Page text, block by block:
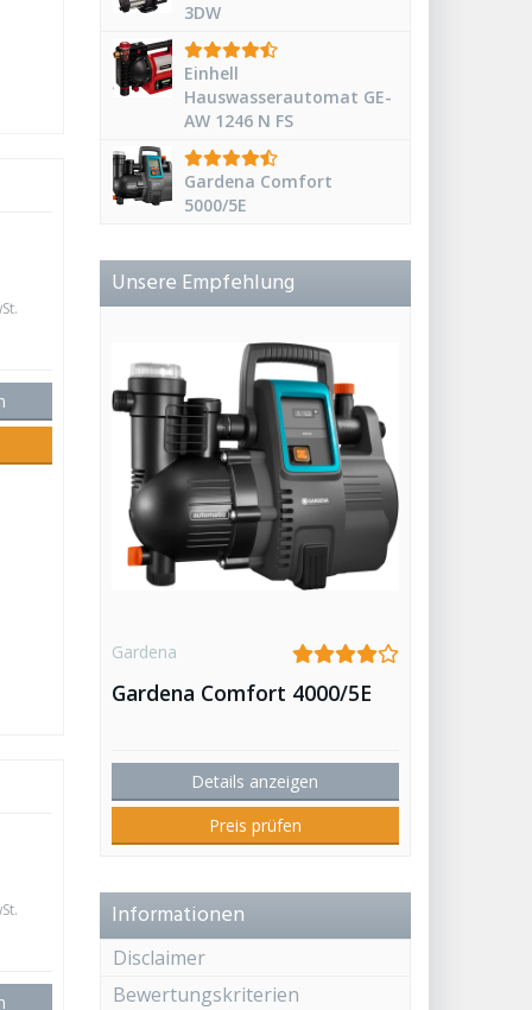
3DW
Einhell
Hauswasserautomat GE-
AW 1246 N FS
Gardena Comfort
5000/5E
Unsere Empfehlung
Gardena
Gardena Comfort 4000/5E
Details anzeigen
Preis prüfen
Informationen
Disclaimer
Bewertungskriterien